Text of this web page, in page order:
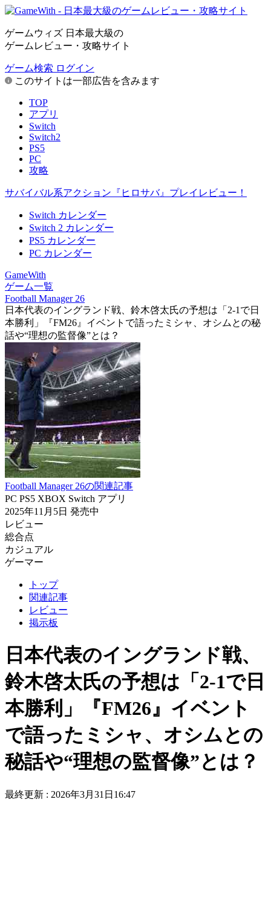
ゲームウィズ 日本最大級の
ゲームレビュー・攻略サイト
ゲーム検索 ログイン
このサイトは一部広告を含みます
TOP
アプリ
Switch
Switch2
PS5
PC
攻略
サバイバル系アクション『ヒロサバ』プレイレビュー！
Switch カレンダー
Switch 2 カレンダー
PS5 カレンダー
PC カレンダー
GameWith
ゲーム一覧
Football Manager 26
日本代表のイングランド戦、鈴木啓太氏の予想は「2-1で日
本勝利」『FM26』イベントで語ったミシャ、オシムとの秘
話や“理想の監督像”とは？
Football Manager 26の関連記事
PC PS5 XBOX Switch アプリ
2025年11月5日 発売中
レビュー
総合点
カジュアル
ゲーマー
トップ
関連記事
レビュー
掲示板
日本代表のイングランド戦、
鈴木啓太氏の予想は「2-1で日
本勝利」『FM26』イベント
で語ったミシャ、オシムとの
秘話や“理想の監督像”とは？
最終更新 : 2026年3月31日16:47